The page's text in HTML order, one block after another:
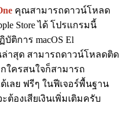
คุณสามารถดาวน์โหลด
Store ได้ โปรแกรมนี้
ติการ macOS El
ล่าสุด สามารถดาวน์โหลดติด
ใครสนใจก็สามารถ
เลย ฟรีๆ ในฟีเจอร์พื้นฐาน
ต้องเสียเงินเพิ่มเติมครับ